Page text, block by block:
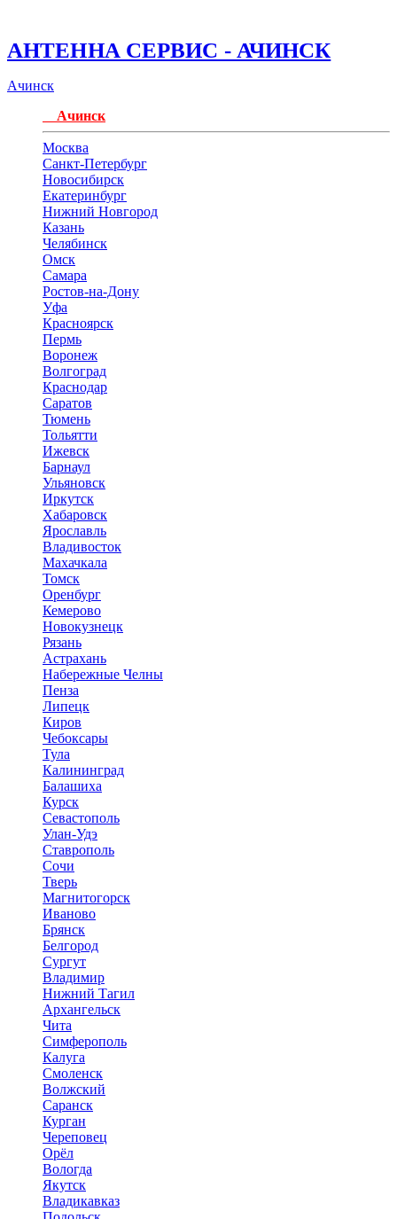
АНТЕННА СЕРВИС - АЧИНСК
Ачинск
Ачинск
Москва
Санкт-Петербург
Новосибирск
Екатеринбург
Нижний Новгород
Казань
Челябинск
Омск
Самара
Ростов-на-Дону
Уфа
Красноярск
Пермь
Воронеж
Волгоград
Краснодар
Саратов
Тюмень
Тольятти
Ижевск
Барнаул
Ульяновск
Иркутск
Хабаровск
Ярославль
Владивосток
Махачкала
Томск
Оренбург
Кемерово
Новокузнецк
Рязань
Астрахань
Набережные Челны
Пенза
Липецк
Киров
Чебоксары
Тула
Калининград
Балашиха
Курск
Севастополь
Улан-Удэ
Ставрополь
Сочи
Тверь
Магнитогорск
Иваново
Брянск
Белгород
Сургут
Владимир
Нижний Тагил
Архангельск
Чита
Симферополь
Калуга
Смоленск
Волжский
Саранск
Курган
Череповец
Орёл
Вологда
Якутск
Владикавказ